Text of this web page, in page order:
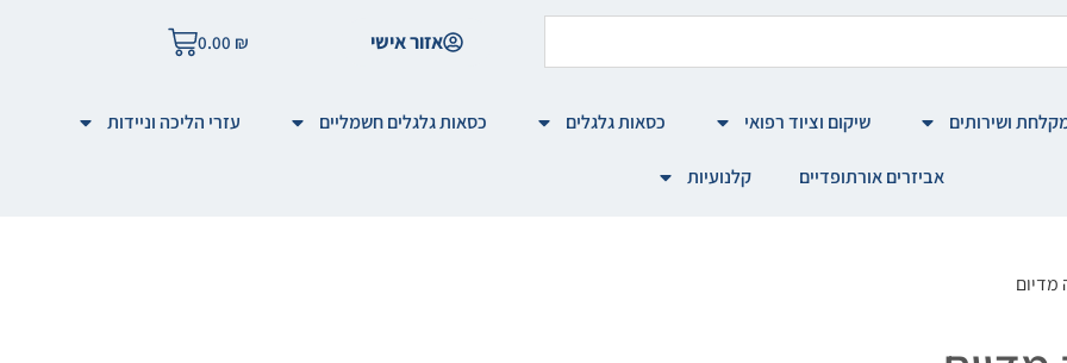
אזור אישי 0.00 ₪
ושירותים שיקום וציוד רפואי כסאות גלגלים כסאות גלגלים חשמליים עזרי הליכה וניידות
אביזרים אורתופדיים קלנועיות